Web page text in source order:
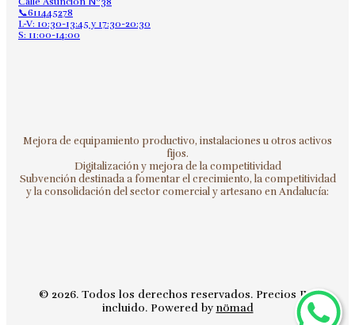
📞611445278
L-V: 10:30-13:45 y 17:30-20:30
S: 11:00-14:00
Mejora de equipamiento productivo, instalaciones u otros activos
fijos.
Digitalización y mejora de la competitividad
Subvención destinada a fomentar el crecimiento, la competitividad
y la consolidación del sector comercial y artesano en Andalucía:
© 2026. Todos los derechos reservados. Precios IVA
incluido. Powered bynömad